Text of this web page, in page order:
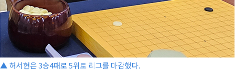
▲ 허서현은 3승4패로 5위로 리그를 마감했다.